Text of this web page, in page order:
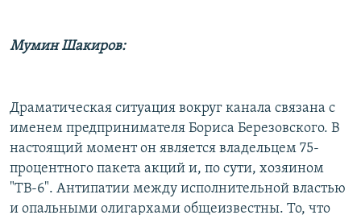
Мумин Шакиров:
Драматическая ситуация вокруг канала связана с
именем предпринимателя Бориса Березовского. В
настоящий момент он является владельцем 75-
процентного пакета акций и, по сути, хозяином
"ТВ-6". Антипатии между исполнительной властью
и опальными олигархами общеизвестны. То, что